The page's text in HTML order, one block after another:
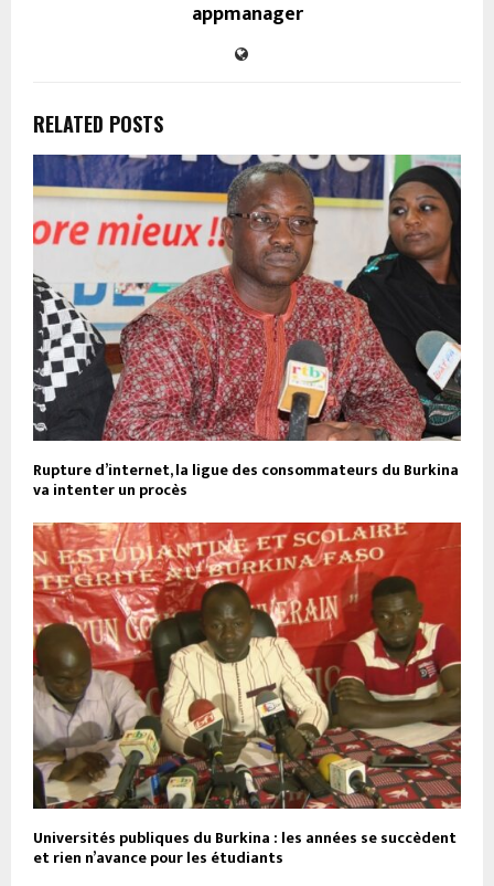
appmanager
RELATED POSTS
Rupture d’internet, la ligue des consommateurs du Burkina
va intenter un procès
Universités publiques du Burkina : les années se succèdent
et rien n’avance pour les étudiants